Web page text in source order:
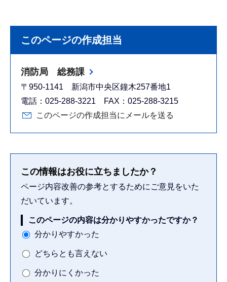
このページの作成担当
消防局 総務課
〒950-1141 新潟市中央区鐘木257番地1
電話：025-288-3221 FAX：025-288-3215
このページの作成担当にメールを送る
この情報はお役に立ちましたか？
ページ内容改善の参考とするためにご意見をいた
だいています。
このページの内容は分かりやすかったですか？
分かりやすかった
どちらとも言えない
分かりにくかった